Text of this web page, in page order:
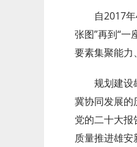
自2017
张图”再到“一
要素集聚能力
规划建设
冀协同发展的
党的二十大报
质量推进雄